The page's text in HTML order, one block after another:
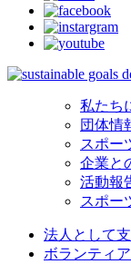
私たち
団体情
スポー
企業と
活動報
スポー
法人として
ボランティ